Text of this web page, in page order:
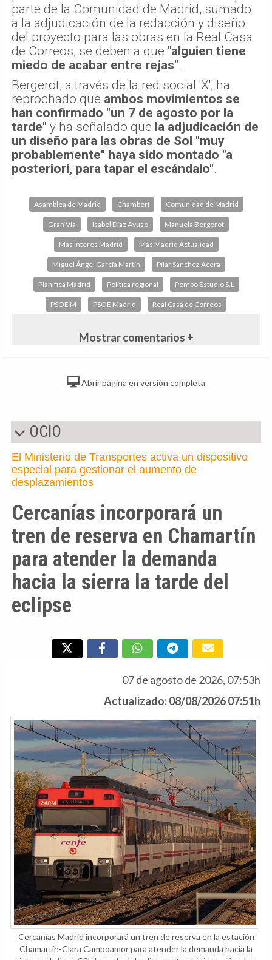
parte de la Comunidad de Madrid, sumado
a la adjudicación de la redacción y diseño
del proyecto para las obras en la Real Casa
de Correos, se deben a que "alguien tiene
miedo de acabar entre rejas".
Bergerot, a través de la red social 'X', ha
reprochado que ambos movimientos se
han confirmado "un 7 de agosto por la
tarde" y ha señalado que la adjudicación de
un diseño para las obras de Sol "muy
probablemente" haya sido montado "a
posteriori, para tapar el escándalo".
Asamblea de Madrid Chamberí Comunidad de Madrid
Gran Vía Isabel Díaz Ayuso Manuela Bergerot
Mas Interes Madrid Más Madrid Actualidad
Miguel Ángel García Martín Pilar Sánchez Acera
Planifica Madrid Política regional Pombo Estudio S.L
PSOE M PSOE Madrid Real Casa de Correos
Mostrar comentarios +
Abrir página en versión completa
OCIO
El Ministerio de Transportes activa un dispositivo
especial para gestionar el aumento de
desplazamientos
Cercanías incorporará un
tren de reserva en Chamartín
para atender la demanda
hacia la sierra la tarde del
eclipse
07 de agosto de 2026, 07:53h
Actualizado: 08/08/2026 07:51h
Cercanías Madrid incorporará un tren de reserva en la estación
Chamartín-Clara Campoamor para atender la demanda hacia la